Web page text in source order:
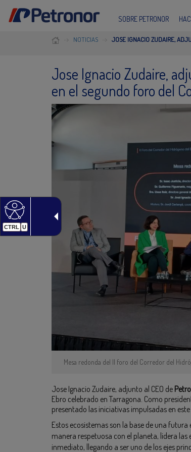
CTRL U
SOBRE PETRONOR
NOTICIAS JOSE IGNACIO ZUDAIRE,
Jose Ignacio Zudaire,
en el segundo foro del
Mesa redonda del II foro del Corredor del
Jose Ignacio Zudaire, adjunto al CEO de
Ebro celebrado en Tarragona. Como
presentado las iniciativas impulsadas en
Estos ecosistemas son la base de una
manera respetuosa con el planeta, lidera
inmediato, llegando a ser uno de los ejes